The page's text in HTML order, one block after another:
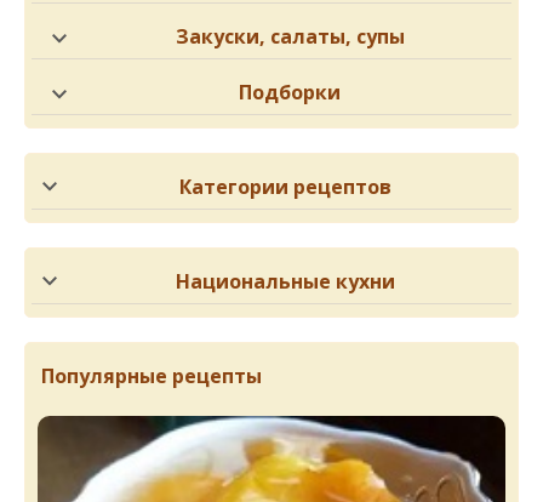
Закуски, салаты, супы
Подборки
Категории рецептов
Национальные кухни
Популярные рецепты